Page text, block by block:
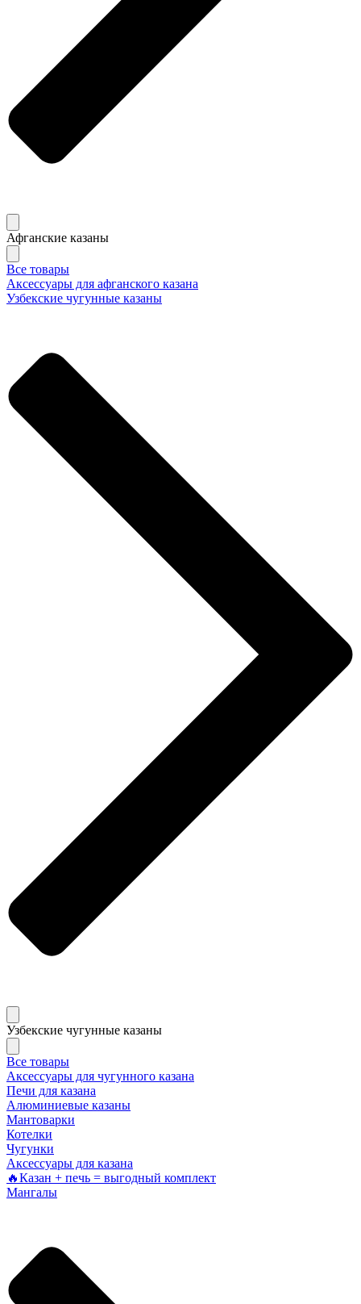
Афганские казаны
Все товары
Аксессуары для афганского казана
Узбекские чугунные казаны
Узбекские чугунные казаны
Все товары
Аксессуары для чугунного казана
Печи для казана
Алюминиевые казаны
Мантоварки
Котелки
Чугунки
Аксессуары для казана
🔥Казан + печь = выгодный комплект
Мангалы